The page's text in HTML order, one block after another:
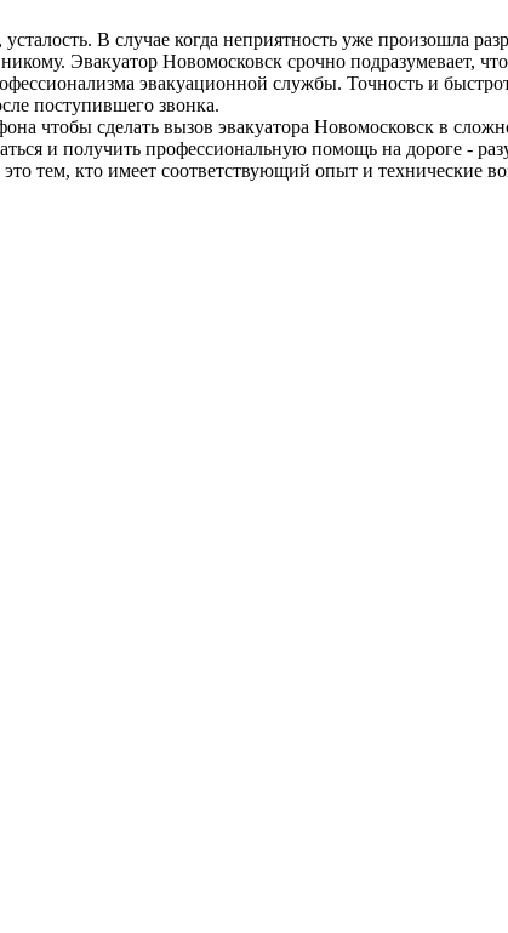
В случае когда неприятность уже произошла
Эвакуатор Новомосковск срочно подразумевает,
эвакуационной службы. Точность и
поступившего звонка.
чтобы сделать вызов эвакуатора Новомосковск в
и получить профессиональную помощь на дороге -
тем, кто имеет соответствующий опыт и технические